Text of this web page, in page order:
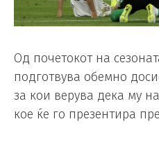
Од почетокот на
подготвува обемно
за кои верува дека му
кое ќе го презентира